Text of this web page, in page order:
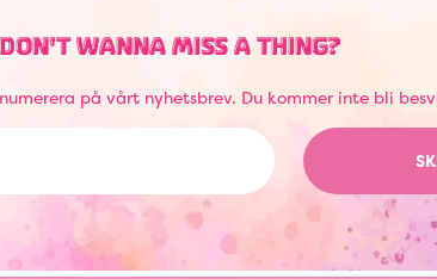
DON'T WANNA MISS A THING?
på vårt nyhetsbrev. Du kommer inte bli